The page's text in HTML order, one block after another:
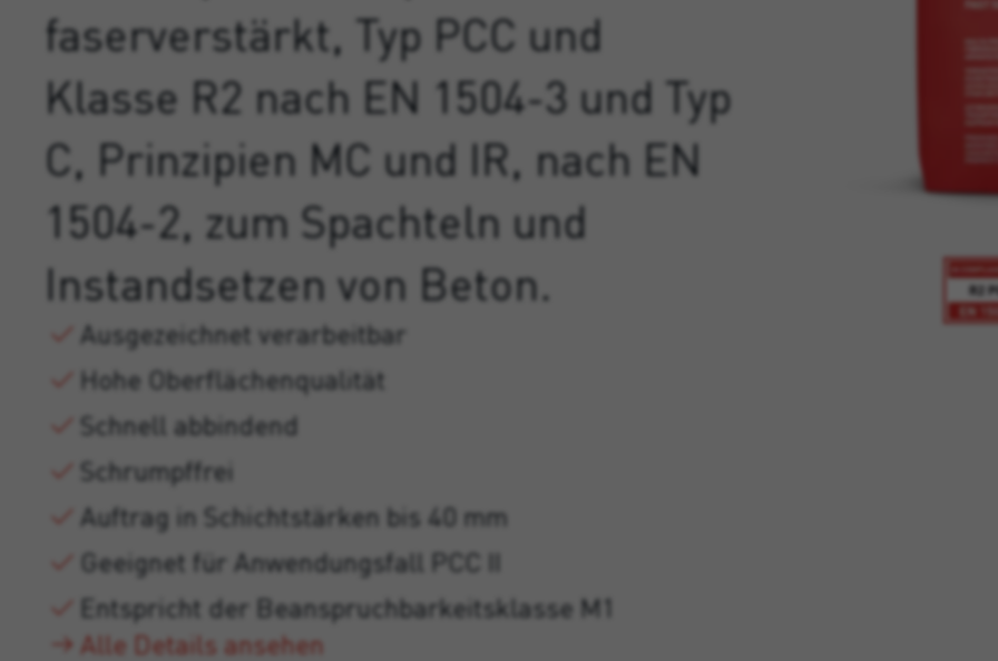
faserverstärkt, Typ PCC und
Klasse R2 nach EN 1504-3 und Typ
C, Prinzipien MC und IR, nach EN
1504-2, zum Spachteln und
Instandsetzen von Beton.
Ausgezeichnet verarbeitbar
Hohe Oberflächenqualität
Schnell abbindend
Schrumpffrei
Auftrag in Schichtstärken bis 40 mm
Geeignet für Anwendungsfall PCC II
Entspricht der Beanspruchbarkeitsklasse M1
Alle Details ansehen